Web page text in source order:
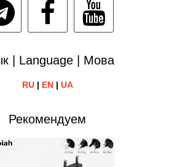
| Language | Мова
RU| EN| UA
Рекомендуем